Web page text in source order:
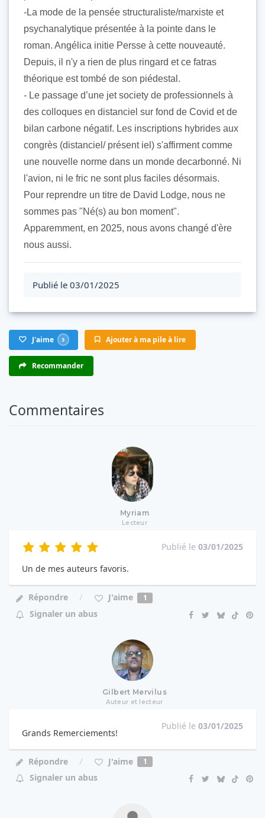
-La mode de la pensée structuraliste/marxiste et
psychanalytique présentée à la pointe dans le
roman. Angélica initie Persse à cette nouveauté.
Depuis, il n'y a rien de plus ringard et ce fatras
théorique est tombé de son piédestal.
- Le passage d’une jet society de professionnels à
des colloques en distanciel sur fond de Covid et de
bilan carbone négatif. Les inscriptions hybrides aux
congrès (distanciel/ présent iel) s'affirment comme
une nouvelle norme dans un monde decarbonné. Ni
l'avion, ni le fric ne sont plus faciles désormais.
Pour reprendre un titre de David Lodge, nous ne
sommes pas "Né(s) au bon moment".
Apparemment, en 2025, nous avons changé d'ère
nous aussi.
Publié le 03/01/2025
J'aime 3 Ajouter à ma pile à lire
Recommander
Commentaires
Myriam
Lecteur
Publié le 03/01/2025
Un de mes auteurs favoris.
Répondre J'aime 1
Signaler un abus
Gilbert Mervilus
Auteur et lecteur
Publié le 03/01/2025
Grands Remerciements!
Répondre J'aime 1
Signaler un abus